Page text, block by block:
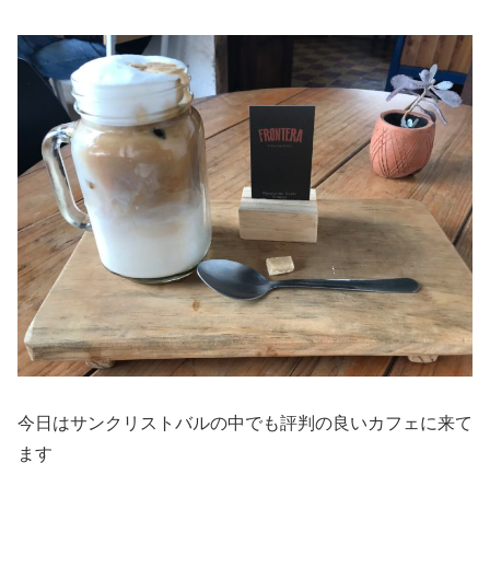
今日はサンクリストバルの中でも評判の良いカフェに来て
ます